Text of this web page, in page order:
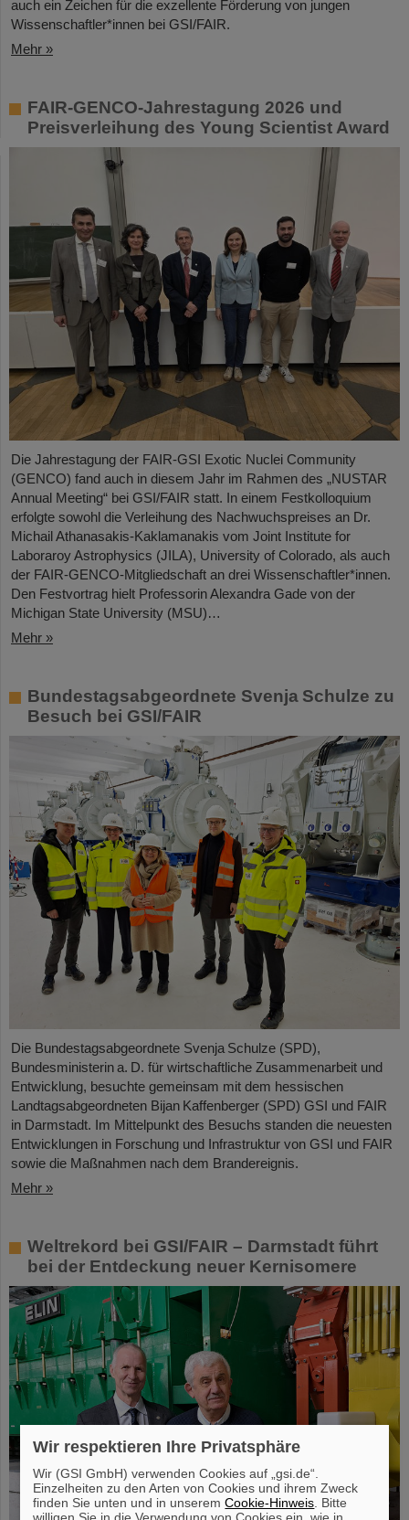
auch ein Zeichen für die exzellente Förderung von jungen
Wissenschaftler*innen bei GSI/FAIR.
Mehr »
FAIR-GENCO-Jahrestagung 2026 und
Preisverleihung des Young Scientist Award
Die Jahrestagung der FAIR-GSI Exotic Nuclei Community
(GENCO) fand auch in diesem Jahr im Rahmen des „NUSTAR
Annual Meeting“ bei GSI/FAIR statt. In einem Festkolloquium
erfolgte sowohl die Verleihung des Nachwuchspreises an Dr.
Michail Athanasakis-Kaklamanakis vom Joint Institute for
Laboraroy Astrophysics (JILA), University of Colorado, als auch
der FAIR-GENCO-Mitgliedschaft an drei Wissenschaftler*innen.
Den Festvortrag hielt Professorin Alexandra Gade von der
Michigan State University (MSU)…
Mehr »
Bundestagsabgeordnete Svenja Schulze zu
Besuch bei GSI/FAIR
Die Bundestagsabgeordnete Svenja Schulze (SPD),
Bundesministerin a. D. für wirtschaftliche Zusammenarbeit und
Entwicklung, besuchte gemeinsam mit dem hessischen
Landtagsabgeordneten Bijan Kaffenberger (SPD) GSI und FAIR
in Darmstadt. Im Mittelpunkt des Besuchs standen die neuesten
Entwicklungen in Forschung und Infrastruktur von GSI und FAIR
sowie die Maßnahmen nach dem Brandereignis.
Mehr »
Weltrekord bei GSI/FAIR – Darmstadt führt
bei der Entdeckung neuer Kernisomere
Wir respektieren Ihre Privatsphäre
Wir (GSI GmbH) verwenden Cookies auf „gsi.de“.
Einzelheiten zu den Arten von Cookies und ihrem Zweck
finden Sie unten und in unseremCookie-Hinweis . Bitte
willigen Sie in die Verwendung von Cookies ein, wie in